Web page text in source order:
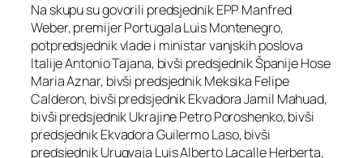
Na skupu su govorili predsjednik EPP Manfred
Weber, premijer Portugala Luis Montenegro,
potpredsjednik vlade i ministar vanjskih poslova
Italije Antonio Tajana, bivši predsjednik Španije Hose
Maria Aznar, bivši predsjednik Meksika Felipe
Calderon, bivši predsjednik Ekvadora Jamil Mahuad,
bivši predsjednik Ukrajine Petro Poroshenko, bivši
predsjednik Ekvadora Guilermo Laso, bivši
predsjednik Urugvaja Luis Alberto Lacalle Herberta,